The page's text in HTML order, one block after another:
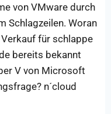
von VMware durch
Schlagzeilen. Woran
für schlappe
bereits bekannt
V von Microsoft
n´cloud